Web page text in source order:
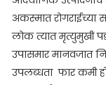
अकस्मात
लोक त्यात मृत्युमुखी
उपासमार मानवजात
उपलब्धता फार कमी